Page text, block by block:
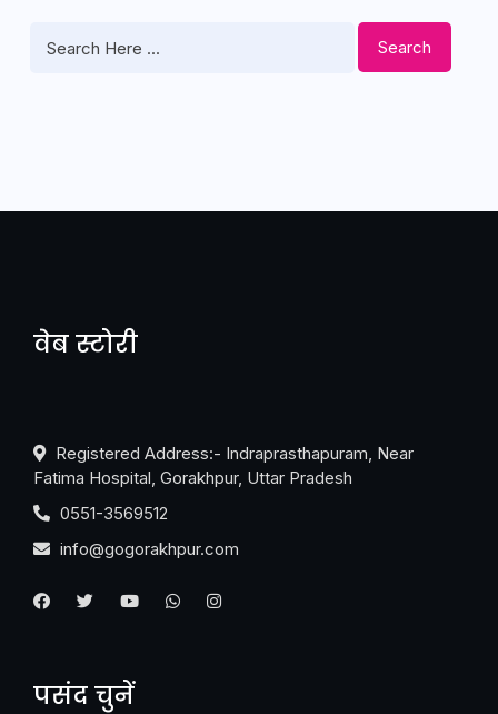
Search
वेब स्टोरी
Registered Address:- Indraprasthapuram, Near
Fatima Hospital, Gorakhpur, Uttar Pradesh
0551-3569512
info@gogorakhpur.com
पसंद चुनें